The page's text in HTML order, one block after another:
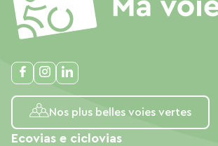
Nos plus belles voies vertes
Ecovias e ciclovias